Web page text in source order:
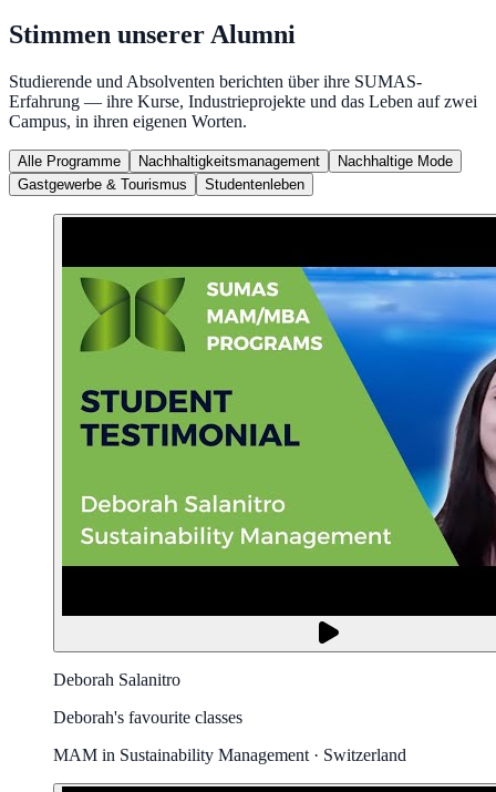
Stimmen unserer Alumni
Studierende und Absolventen berichten über ihre SUMAS-
Erfahrung — ihre Kurse, Industrieprojekte und das Leben auf zwei
Campus, in ihren eigenen Worten.
Alle Programme Nachhaltigkeitsmanagement
Nachhaltige Mode
Gastgewerbe & Tourismus
Studentenleben
Deborah Salanitro
Deborah's favourite classes
MAM in Sustainability Management · Switzerland